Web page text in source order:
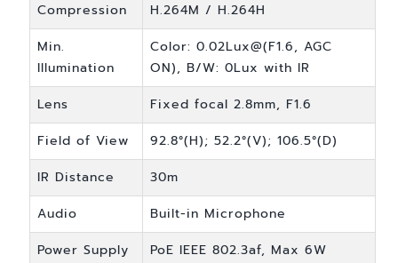
Compression
H.264M / H.264H
Min.
Illumination
Color: 0.02Lux@(F1.6, AGC
ON), B/W: 0Lux with IR
Lens
Fixed focal 2.8mm, F1.6
Field of View
92.8°(H); 52.2°(V); 106.5°(D)
IR Distance
30m
Audio
Built-in Microphone
Power Supply
PoE IEEE 802.3af, Max 6W